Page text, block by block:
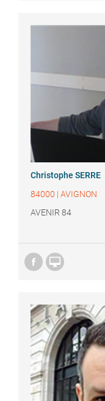
Christophe SERRE
84000 | AVIGNON
AVENIR 84
